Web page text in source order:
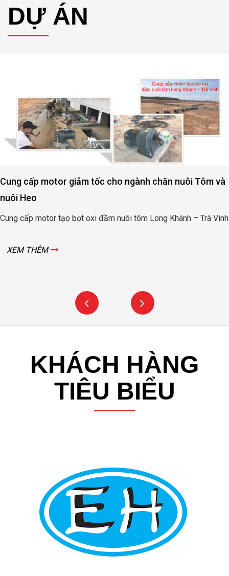
DỰ ÁN
Cung cấp motor giảm tốc cho ngành chăn nuôi Tôm và
nuôi Heo
Cung cấp motor tạo bọt oxi đầm nuôi tôm Long Khánh – Trà Vinh
XEM THÊM
KHÁCH HÀNG
TIÊU BIỂU